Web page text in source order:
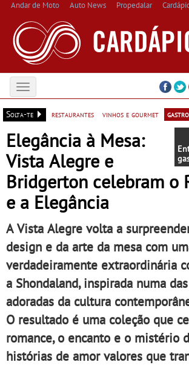
Andar de Moto Auto News Propedalar
Toggle
navigation
Solta-te
restaurantes vinhos e gourmet
Elegância à Mesa:
Vista Alegre e
Bridgerton celebram o
e a Elegância
A Vista Alegre volta a
design e da arte da mesa com
verdadeiramente extraordinária
a Shondaland, inspirada numa
adoradas da cultura
O resultado é uma coleção que
romance, o encanto e o mistério
histórias de amor valores que